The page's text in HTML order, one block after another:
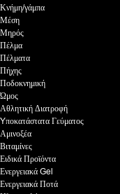
Κνήμη/γάμπα
Μέση
Μηρός
Πέλμα
Πέλματα
Πήχης
Ποδοκνημική
Ώμος
Αθλητική Διατροφή
Yποκατάστατα Γεύματος
Αμινοξέα
Βιταμίνες
Ειδικά Προϊόντα
Ενεργειακά Gel
Ενεργειακά Ποτά